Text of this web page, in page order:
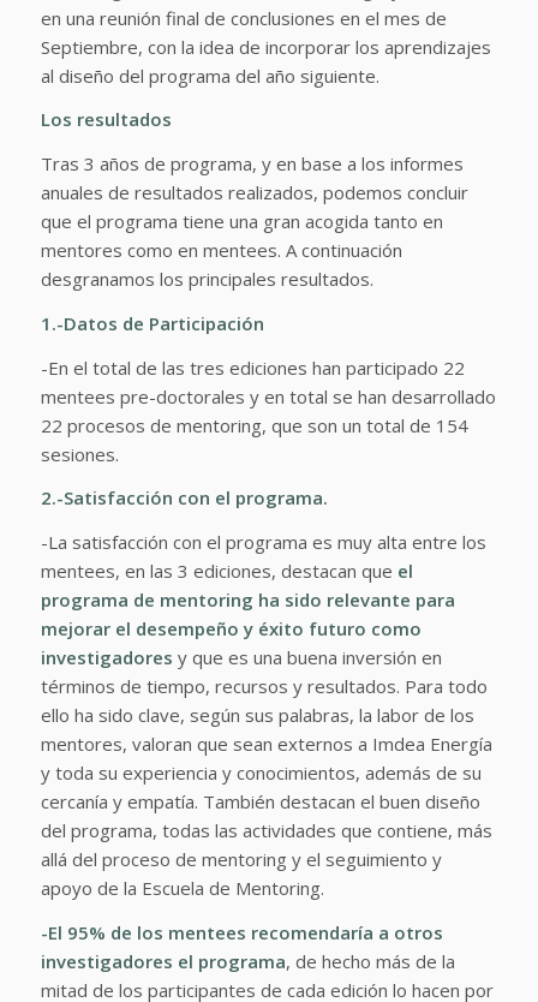
en una reunión final de conclusiones en el mes de
Septiembre, con la idea de incorporar los aprendizajes
al diseño del programa del año siguiente.
Los resultados
Tras 3 años de programa, y en base a los informes
anuales de resultados realizados, podemos concluir
que el programa tiene una gran acogida tanto en
mentores como en mentees. A continuación
desgranamos los principales resultados.
1.-Datos de Participación
-En el total de las tres ediciones han participado 22
mentees pre-doctorales y en total se han desarrollado
22 procesos de mentoring, que son un total de 154
sesiones.
2.-Satisfacción con el programa.
-La satisfacción con el programa es muy alta entre los
mentees, en las 3 ediciones, destacan que el
programa de mentoring ha sido relevante para
mejorar el desempeño y éxito futuro como
investigadores y que es una buena inversión en
términos de tiempo, recursos y resultados. Para todo
ello ha sido clave, según sus palabras, la labor de los
mentores, valoran que sean externos a Imdea Energía
y toda su experiencia y conocimientos, además de su
cercanía y empatía. También destacan el buen diseño
del programa, todas las actividades que contiene, más
allá del proceso de mentoring y el seguimiento y
apoyo de la Escuela de Mentoring.
-El 95% de los mentees recomendaría a otros
investigadores el programa, de hecho más de la
mitad de los participantes de cada edición lo hacen por